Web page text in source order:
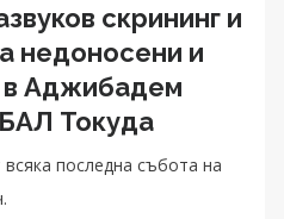
скрининг и
недоносени и
в Аджибадем
Токуда
последна събота на